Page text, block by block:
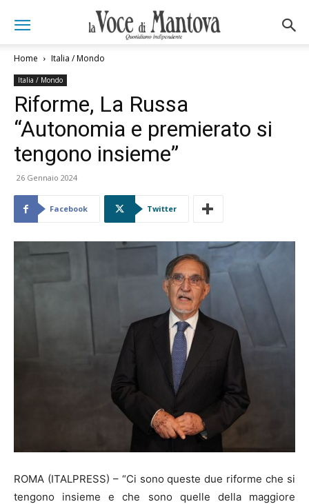
Home Italia / Mondo
Italia / Mondo
Riforme, La Russa
“Autonomia e premierato si
tengono insieme”
26 Gennaio 2024
Facebook Twitter
ROMA (ITALPRESS) – “Ci sono queste due riforme che si
tengono insieme e che sono quelle della maggiore